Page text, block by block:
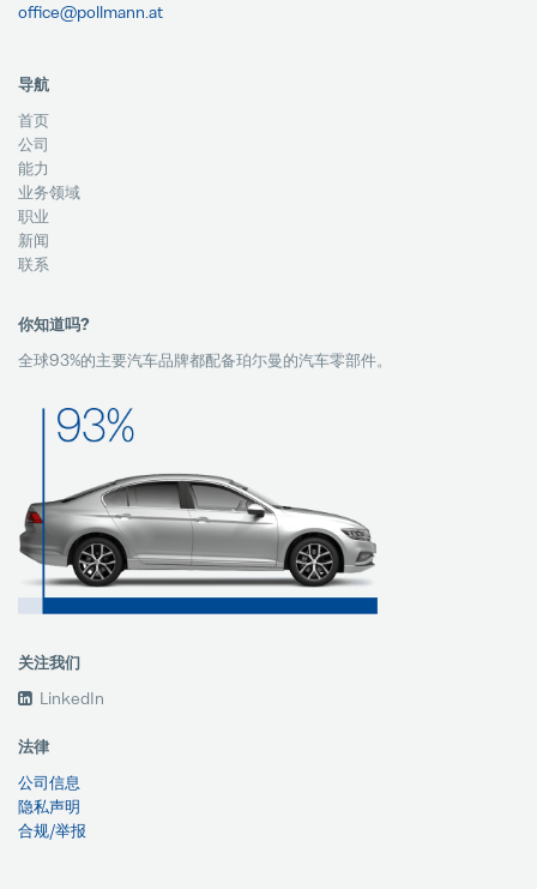
office@pollmann.at
导航
首页
公司
能力
业务领域
职业
新闻
联系
你知道吗?
全球93%的主要汽车品牌都配备珀尓曼的汽车零部件。
关注我们
LinkedIn
法律
公司信息
隐私声明
合规/举报